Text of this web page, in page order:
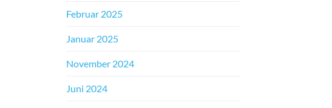
Februar 2025
Januar 2025
November 2024
Juni 2024